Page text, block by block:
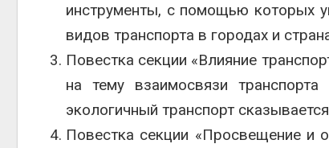
инструменты, с помощью которых
видов транспорта в городах и
Повестка секции «Влияние
на тему взаимосвязи
экологичный транспорт
Повестка секции «Просвещение и